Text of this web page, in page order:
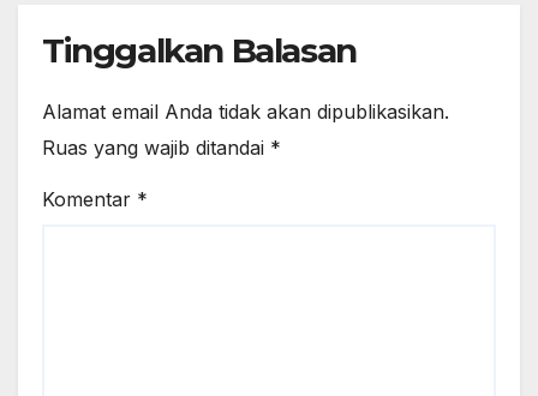
Tinggalkan Balasan
Alamat email Anda tidak akan dipublikasikan.
Ruas yang wajib ditandai *
Komentar *